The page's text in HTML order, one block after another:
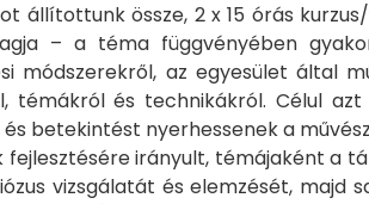
össze, 2 x 15 órás
– a téma függvényében
módszerekről, az egyesület által
témákról és technikákról. Célul
betekintést nyerhessenek a
irányult, témájaként a
vizsgálatát és elemzését, majd